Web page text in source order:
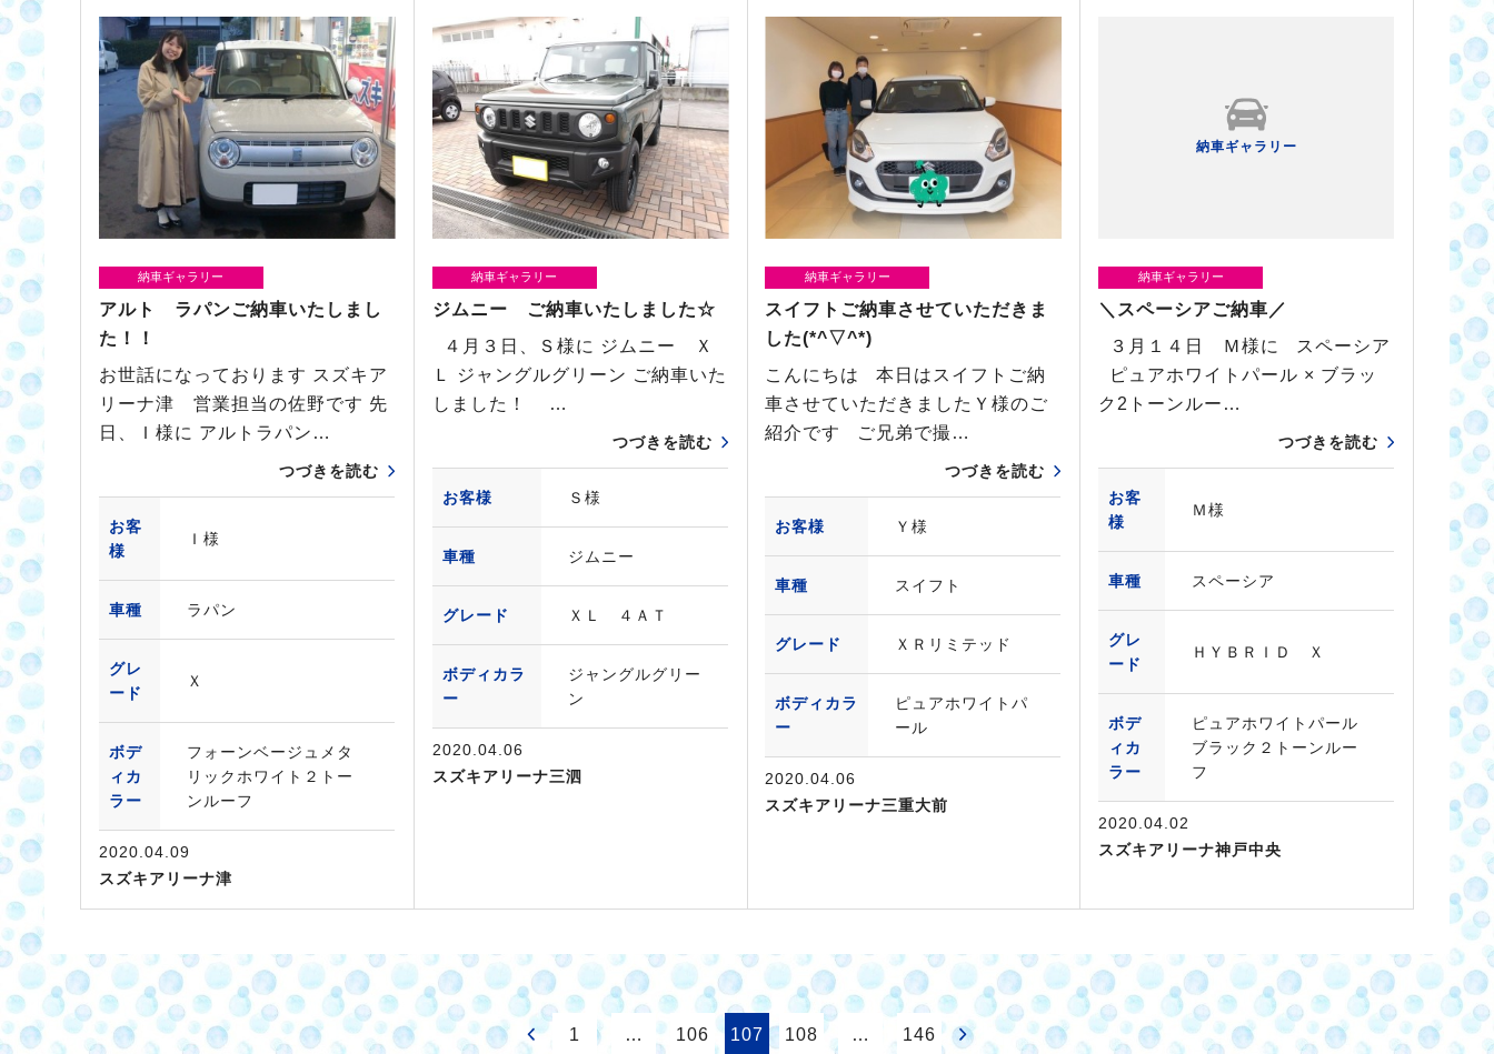
納車ギャラリー
アルト ラパンご納車いたしまし
た！！
お世話になっております スズキア
リーナ津 営業担当の佐野です 先
日、Ｉ様に アルトラパン…
つづきを読む
お客
様
Ｉ様
車種 ラパン
グレ
ード
Ｘ
ボデ
ィカ
ラー
フォーンベージュメタ
リックホワイト２トー
ンルーフ
2020.04.09
スズキアリーナ津
納車ギャラリー
ジムニー ご納車いたしました☆
４月３日、Ｓ様に ジムニー Ｘ
Ｌ ジャングルグリーン ご納車いた
しました！ …
つづきを読む
お客様 Ｓ様
車種 ジムニー
グレード ＸＬ ４ＡＴ
ボディカラ
ー
ジャングルグリー
ン
2020.04.06
スズキアリーナ三泗
納車ギャラリー
スイフトご納車させていただきま
した(*^▽^*)
こんにちは 本日はスイフトご納
車させていただきましたＹ様のご
紹介です ご兄弟で撮…
つづきを読む
お客様 Ｙ様
車種 スイフト
グレード ＸＲリミテッド
ボディカラ
ー
ピュアホワイトパ
ール
2020.04.06
スズキアリーナ三重大前
納車ギャラリー
納車ギャラリー
＼スペーシアご納車／
３月１４日 Ｍ様に スペーシア
ピュアホワイトパール × ブラッ
ク2トーンルー…
つづきを読む
お客
様
Ｍ様
車種 スペーシア
グレ
ード
ＨＹＢＲＩＤ Ｘ
ボデ
ィカ
ラー
ピュアホワイトパール
ブラック２トーンルー
フ
2020.04.02
スズキアリーナ神戸中央
1 … 106 107 108 … 146